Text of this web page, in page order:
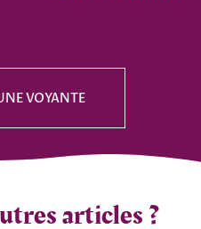
VOYANTE
articles ?